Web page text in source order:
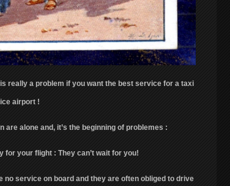
really a problem if you want the best service for a taxi
airport !
alone and, it’s the beginning of problemes :
for your flight : They can’t wait for you!
no service on board and they are often obliged to drive